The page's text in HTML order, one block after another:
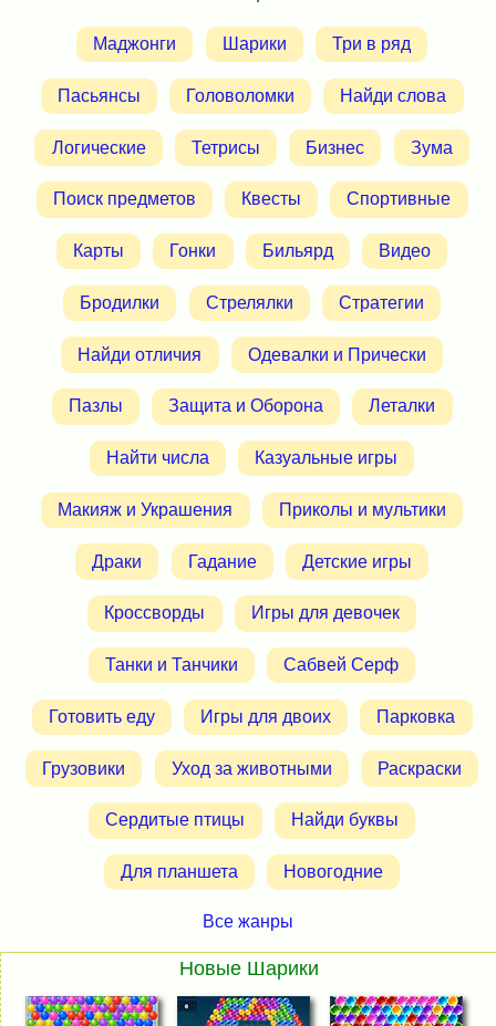
Маджонги Шарики Три в ряд
Пасьянсы Головоломки Найди слова
Логические Тетрисы Бизнес Зума
Поиск предметов Квесты Спортивные
Карты Гонки Бильярд Видео
Бродилки Стрелялки Стратегии
Найди отличия Одевалки и Прически
Пазлы Защита и Оборона Леталки
Найти числа Казуальные игры
Макияж и Украшения Приколы и мультики
Драки Гадание Детские игры
Кроссворды Игры для девочек
Танки и Танчики Сабвей Серф
Готовить еду Игры для двоих Парковка
Грузовики Уход за животными Раскраски
Сердитые птицы Найди буквы
Для планшета Новогодние
Все жанры
Новые Шарики